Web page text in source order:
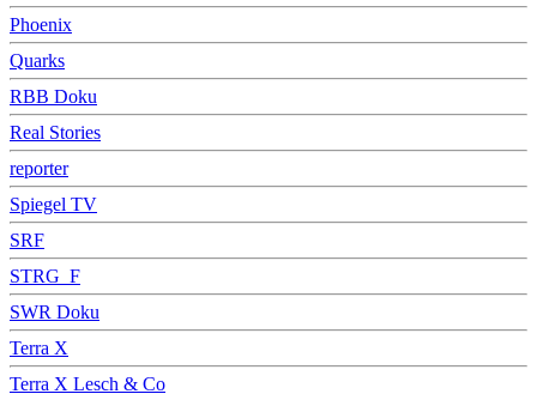
Phoenix
Quarks
RBB Doku
Real Stories
reporter
Spiegel TV
SRF
STRG_F
SWR Doku
Terra X
Terra X Lesch & Co